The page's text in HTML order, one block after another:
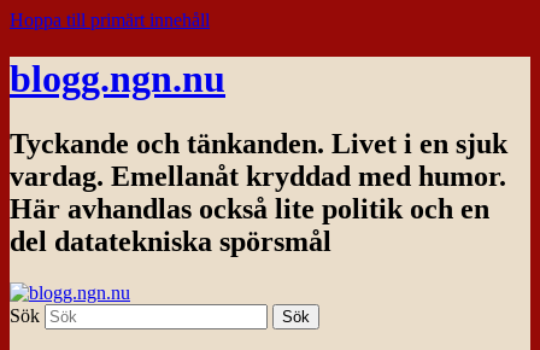
Hoppa till primärt innehåll
blogg.ngn.nu
Tyckande och tänkanden. Livet i en sjuk
vardag. Emellanåt kryddad med humor.
Här avhandlas också lite politik och en
del datatekniska spörsmål
Sök